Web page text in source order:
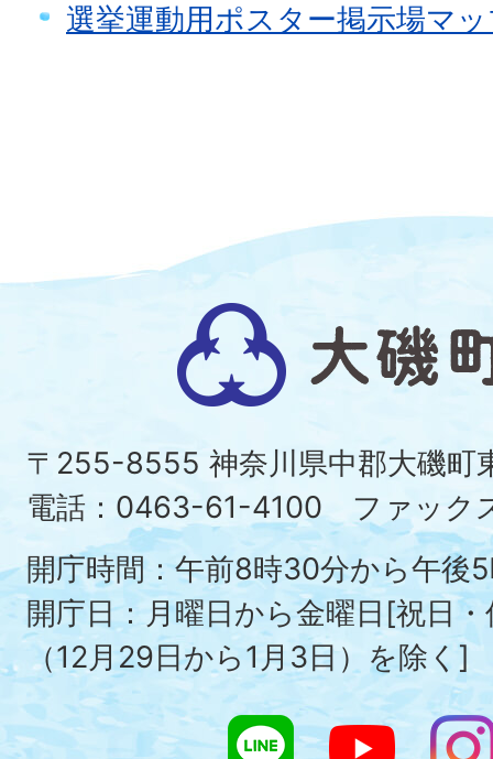
選挙運動用ポスター掲示場マ
大
磯
町
〒255-8555 神奈川県中郡大磯
電話：0463-61-4100 ファック
開庁時間：午前8時30分から午後
開庁日：月曜日から金曜日[祝日
（12月29日から1月3日）を除く]